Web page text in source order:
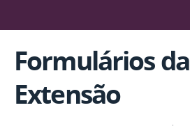
Formulários da
Extensão